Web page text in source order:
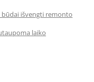
išvengti remonto
laiko